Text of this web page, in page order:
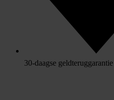
30-daagse geldteruggarantie